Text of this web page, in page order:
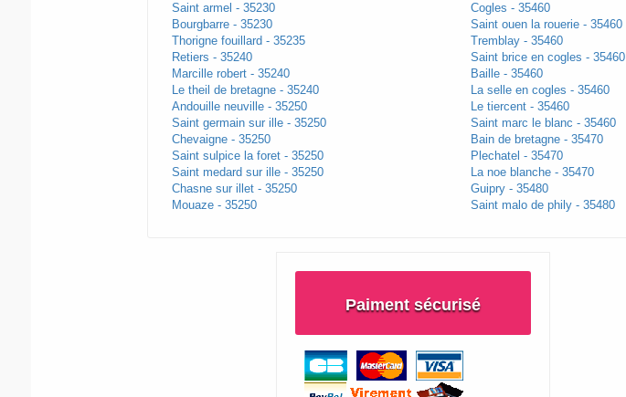
Saint armel - 35230
Bourgbarre - 35230
Thorigne fouillard - 35235
Retiers - 35240
Marcille robert - 35240
Le theil de bretagne - 35240
Andouille neuville - 35250
Saint germain sur ille - 35250
Chevaigne - 35250
Saint sulpice la foret - 35250
Saint medard sur ille - 35250
Chasne sur illet - 35250
Mouaze - 35250
Cogles - 35460
Saint ouen la rouerie - 35460
Tremblay - 35460
Saint brice en cogles - 35460
Baille - 35460
La selle en cogles - 35460
Le tiercent - 35460
Saint marc le blanc - 35460
Bain de bretagne - 35470
Plechatel - 35470
La noe blanche - 35470
Guipry - 35480
Saint malo de phily - 35480
Paiment sécurisé